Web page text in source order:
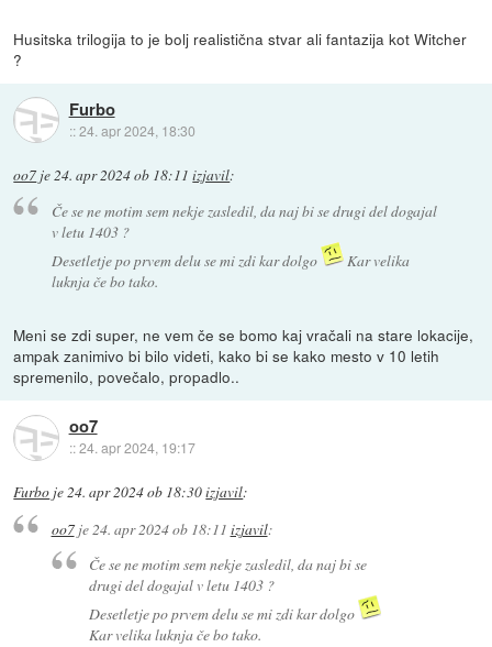
Husitska trilogija to je bolj realistična stvar ali fantazija kot Witcher
?
Furbo
::24. apr 2024, 18:30
oo7 je 24. apr 2024 ob 18:11 izjavil:
Če se ne motim sem nekje zasledil, da naj bi se drugi del dogajal
v letu 1403 ?
Desetletje po prvem delu se mi zdi kar dolgo
Kar velika
luknja če bo tako.
Meni se zdi super, ne vem če se bomo kaj vračali na stare lokacije,
ampak zanimivo bi bilo videti, kako bi se kako mesto v 10 letih
spremenilo, povečalo, propadlo..
oo7
::24. apr 2024, 19:17
Furbo je24. apr 2024 ob 18:30izjavil:
oo7je 24. apr 2024 ob 18:11 izjavil:
Če se ne motim sem nekje zasledil, da naj bi se
drugi del dogajal v letu 1403 ?
Desetletje po prvem delu se mi zdi kar dolgo
Kar velika luknja če bo tako.